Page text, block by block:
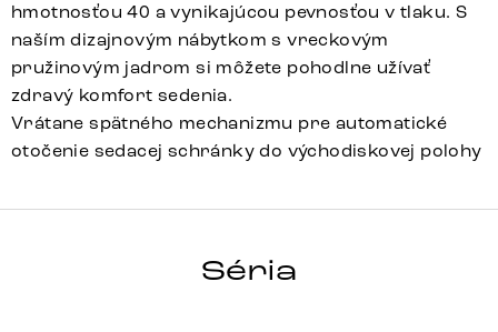
hmotnosťou 40 a vynikajúcou pevnosťou v tlaku. S
naším dizajnovým nábytkom s vreckovým
pružinovým jadrom si môžete pohodlne užívať
zdravý komfort sedenia.
Vrátane spätného mechanizmu pre automatické
otočenie sedacej schránky do východiskovej polohy
Séria
Vinka-Flex
Array